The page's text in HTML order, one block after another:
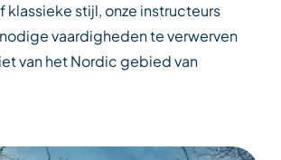
klassieke stijl, onze instructeurs
vaardigheden te verwerven
van het Nordic gebied van